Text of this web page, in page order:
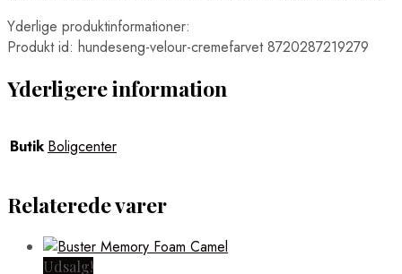
Yderlige produktinformationer:
Produkt id: hundeseng-velour-cremefarvet 8720287219279
Yderligere information
Butik Boligcenter
Relaterede varer
Udsalg!